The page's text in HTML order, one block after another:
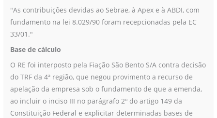
"As contribuições devidas ao Sebrae, à Apex e à ABDI, com
fundamento na lei 8.029/90 foram recepcionadas pela EC
33/01."
Base de cálculo
O RE foi interposto pela Fiação São Bento S/A contra decisão
do TRF da 4ª região, que negou provimento a recurso de
apelação da empresa sob o fundamento de que a emenda,
ao incluir o inciso III no parágrafo 2º do artigo 149 da
Constituição Federal e explicitar determinadas bases de